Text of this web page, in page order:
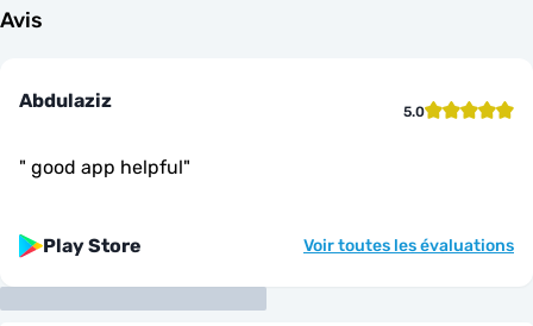
Avis
Abdulaziz 5.0
" good app helpful"
Play Store Voir toutes les évaluations